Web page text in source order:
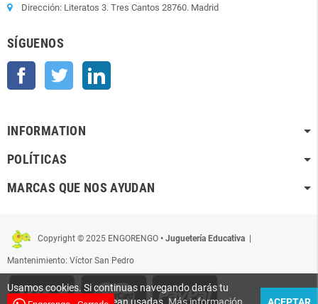
Dirección: Literatos 3. Tres Cantos 28760. Madrid
SÍGUENOS
Facebook Twitter
INFORMATION
POLÍTICAS
MARCAS QUE NOS AYUDAN
Copyright © 2025 ENGORENGO • Juguetería Educativa
Mantenimiento: Víctor San Pedro
Usamos cookies. Si continuas navegando darás tu